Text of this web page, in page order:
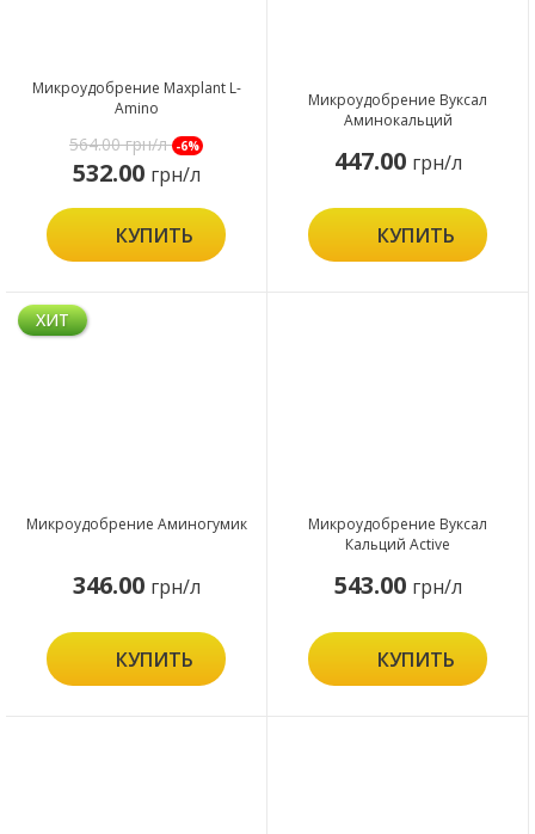
Микроудобрение Maxplant L-
Amino
564.00грн/л -6%
532.00 грн/л
КУПИТЬ
Микроудобрение Вуксал
Аминокальций
447.00 грн/л
КУПИТЬ
ХИТ
Микроудобрение Аминогумик
346.00 грн/л
КУПИТЬ
Микроудобрение Вуксал
Кальций Active
543.00 грн/л
КУПИТЬ